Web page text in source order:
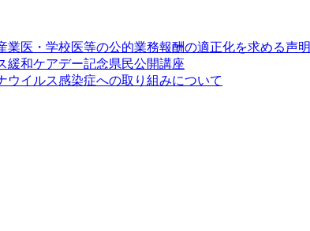
業医・学校医等の公的業務報酬の適正化を求める声明
緩和ケアデー記念県民公開講座
ウイルス感染症への取り組みについて